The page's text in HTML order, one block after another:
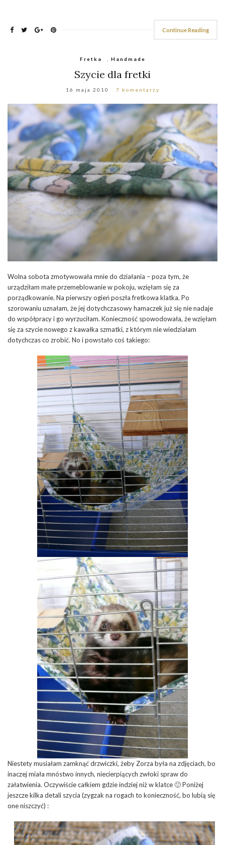
Continue Reading
Fretka Handmade
Szycie dla fretki
16 maja 2010 7 komentarzy
Wolna sobota zmotywowała mnie do działania – poza tym, że
urządziłam małe przemeblowanie w pokoju, wzięłam się za
porządkowanie. Na pierwszy ogień poszła fretkowa klatka. Po
szorowaniu uznałam, że jej dotychczasowy hamaczek już się nie nadaje
do współpracy i go wyrzuciłam. Konieczność spowodowała, że wzięłam
się za szycie nowego z kawałka szmatki, z którym nie wiedziałam
dotychczas co zrobić. No i powstało coś takiego:
Niestety musiałam zamknąć drzwiczki, żeby Zorza była na zdjęciach, bo
inaczej miała mnóstwo innych, niecierpiących zwłoki spraw do
załatwienia. Oczywiście całkiem gdzie indziej niż w klatce 🙂 Poniżej
jeszcze kilka detali szycia (zygzak na rogach to konieczność, bo lubią się
one niszczyć) :